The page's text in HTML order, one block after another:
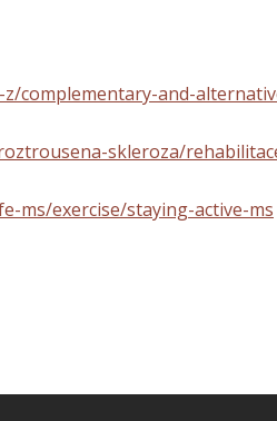
complementary-and-
skleroza/
ms/exercise/staying-active-ms